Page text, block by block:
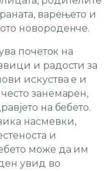
варењето и
новороденче.
почеток на
и радости за
искуства е и
занемарен,
на бебето.
насмевки,
и
може да им
увид во